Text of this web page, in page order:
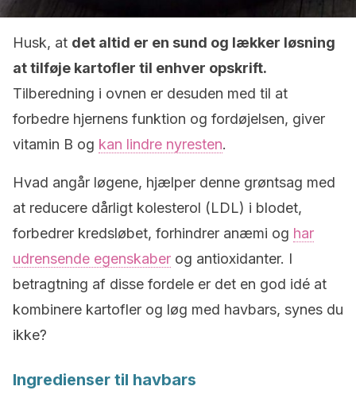
Husk, at det altid er en sund og lækker løsning
at tilføje kartofler til enhver opskrift.
Tilberedning i ovnen er desuden med til at
forbedre hjernens funktion og fordøjelsen, giver
vitamin B og kan lindre nyresten.
Hvad angår løgene, hjælper denne grøntsag med
at reducere dårligt kolesterol (LDL) i blodet,
forbedrer kredsløbet, forhindrer anæmi og har
udrensende egenskaber og antioxidanter. I
betragtning af disse fordele er det en god idé at
kombinere kartofler og løg med havbars, synes du
ikke?
Ingredienser til havbars